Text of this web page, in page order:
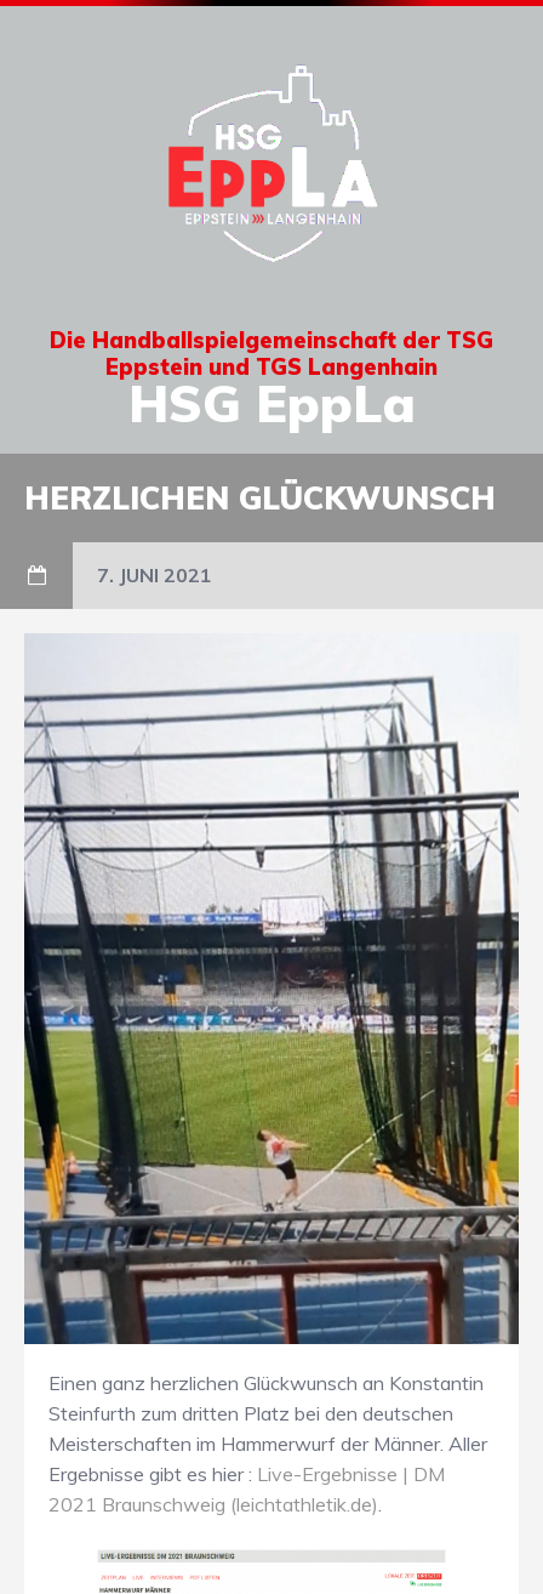
Die Handballspielgemeinschaft der TSG
Eppstein und TGS Langenhain
HSG EppLa
HERZLICHEN GLÜCKWUNSCH
7. JUNI 2021
Einen ganz herzlichen Glückwunsch an Konstantin
Steinfurth zum dritten Platz bei den deutschen
Meisterschaften im Hammerwurf der Männer. Aller
Ergebnisse gibt es hier : Live-Ergebnisse | DM
2021 Braunschweig (leichtathletik.de).